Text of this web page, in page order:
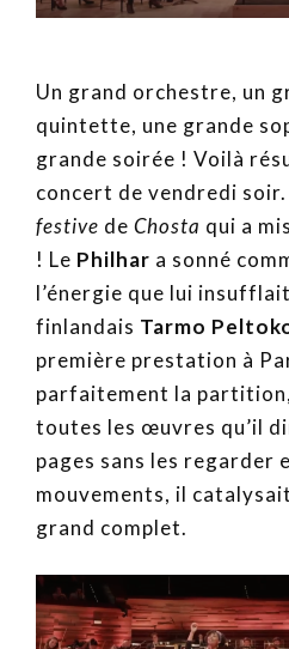
Un grand orchestre, un
quintette, une grande
grande soirée ! Voilà
concert de vendredi soir.
festive de Chosta qui a
! Le Philhar a sonné
l’énergie que lui
finlandais Tarmo
première prestation à
parfaitement la partition,
toutes les œuvres qu’il
pages sans les regarder
mouvements, il
grand complet.